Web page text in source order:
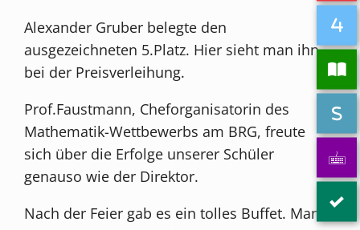
Alexander Gruber belegte den
ausgezeichneten 5.Platz. Hier sieht man ihn
bei der Preisverleihung.
Prof.Faustmann, Cheforganisatorin des
Mathematik-Wettbewerbs am BRG, freute
sich über die Erfolge unserer Schüler
genauso wie der Direktor.
Nach der Feier gab es ein tolles Buffet. Man